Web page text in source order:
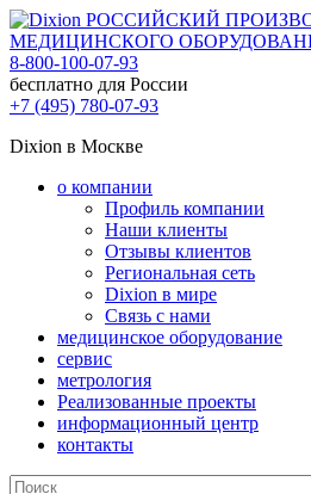
РОССИЙСКИЙ
МЕДИЦИНСКОГО
8-800-100-07-93
бесплатно для России
+7 (495) 780-07-93
Dixion в Москве
о компании
Профиль компании
Наши клиенты
Отзывы клиентов
Региональная сеть
Dixion в мире
Связь с нами
медицинское оборудование
сервис
метрология
Реализованные проекты
информационный центр
контакты